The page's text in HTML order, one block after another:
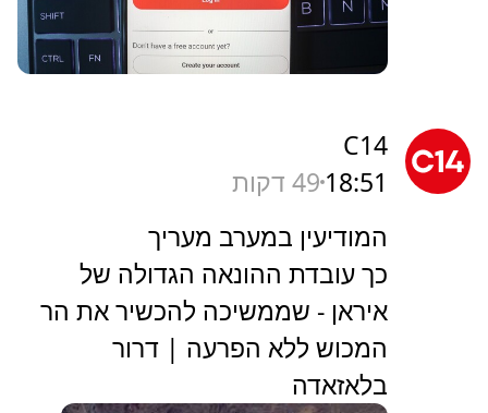
mako
שימו לב: המלכודת שמסתתרת